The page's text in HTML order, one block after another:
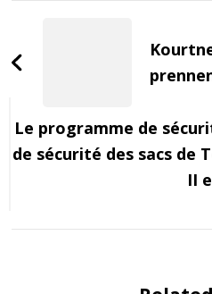
Navigation
Le programme de
de sécurité des sacs de
II